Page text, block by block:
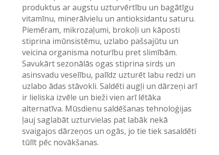
produktus ar augstu uzturvērtību un bagātīgu
vitamīnu, minerālvielu un antioksidantu saturu.
Piemēram, mikrozaļumi, brokoļi un kāposti
stiprina imūnsistēmu, uzlabo pašsajūtu un
veicina organisma noturību pret slimībām.
Savukārt sezonālās ogas stiprina sirds un
asinsvadu veselību, palīdz uzturēt labu redzi un
uzlabo ādas stāvokli. Saldēti augļi un dārzeņi arī
ir lieliska izvēle un bieži vien arī lētāka
alternatīva. Mūsdienu saldēšanas tehnoloģijas
ļauj saglabāt uzturvielas pat labāk nekā
svaigajos dārzeņos un ogās, jo tie tiek sasaldēti
tūlīt pēc novākšanas.